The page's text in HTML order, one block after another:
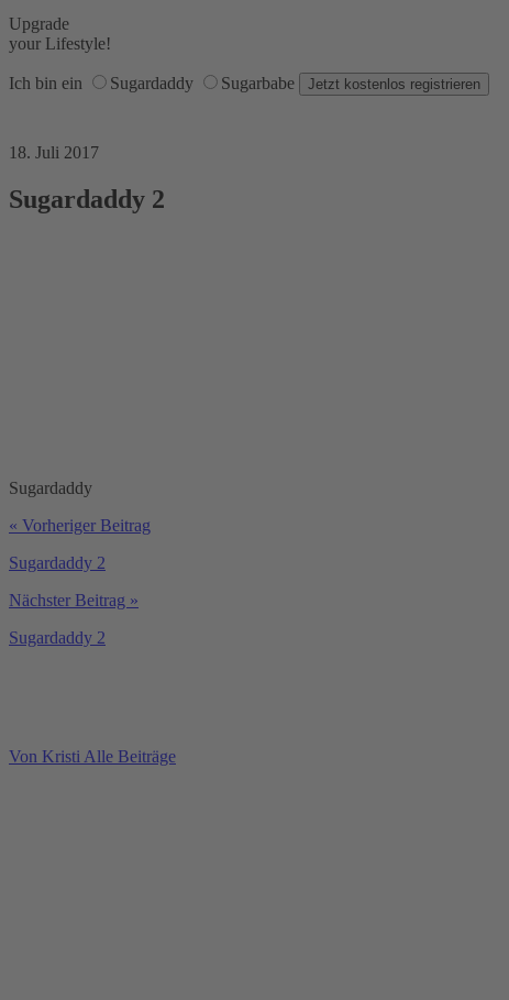
Upgrade
your Lifestyle!
Ich bin ein Sugardaddy Sugarbabe
18. Juli 2017
Sugardaddy 2
Sugardaddy
« Vorheriger Beitrag
Sugardaddy 2
Nächster Beitrag »
Sugardaddy 2
Von Kristi Alle Beiträge